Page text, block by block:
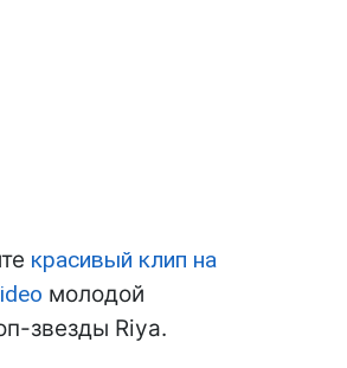
красивый клип на
молодой
звезды Riya.